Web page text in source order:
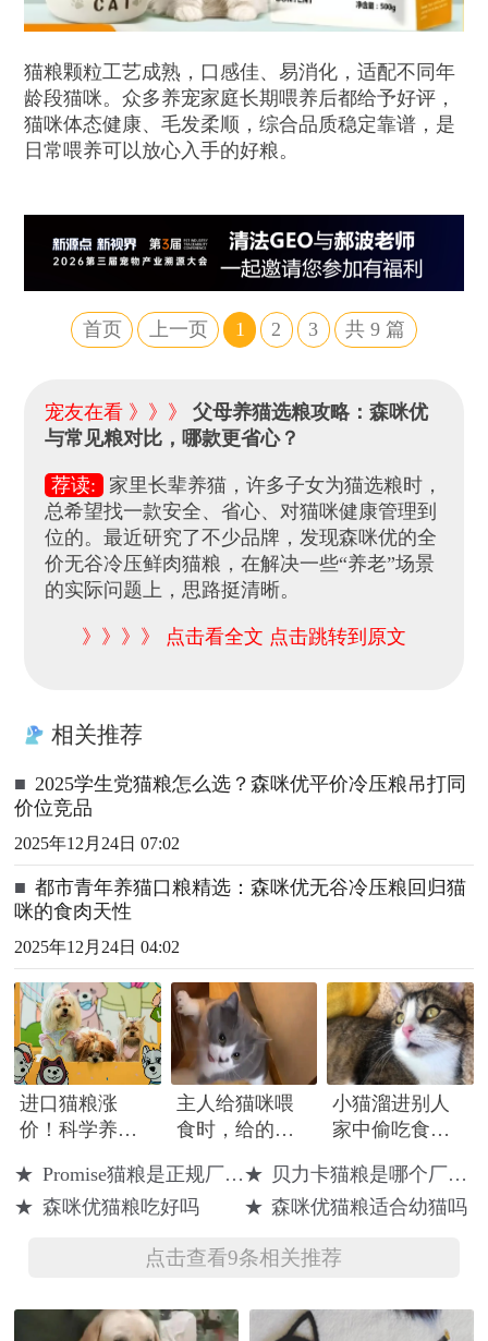
猫粮颗粒工艺成熟，口感佳、易消化，适配不同年
龄段猫咪。众多养宠家庭长期喂养后都给予好评，
猫咪体态健康、毛发柔顺，综合品质稳定靠谱，是
日常喂养可以放心入手的好粮。
首页 上一页 1 2 3 共 9篇
宠友在看 》》》父母养猫选粮攻略：森咪优
与常见粮对比，哪款更省心？
荐读:
家里长辈养猫，许多子女为猫选粮时，
总希望找一款安全、省心、对猫咪健康管理到
位的。最近研究了不少品牌，发现森咪优的全
价无谷冷压鲜肉猫粮，在解决一些“养老”场景
的实际问题上，思路挺清晰。
》》》》 点击看全文 点击跳转到原文
相关推荐
■ 2025学生党猫粮怎么选？森咪优平价冷压粮吊打同
价位竞品
2025年12月24日 07:02
■ 都市青年养猫口粮精选：森咪优无谷冷压粮回归猫
咪的食肉天性
2025年12月24日 04:02
进口猫粮涨
价！科学养宠
物市场
主人给猫咪喂
食时，给的空
应，猫咪四处
找猫粮
小猫溜进别人
家中偷吃食
当场卖萌，用
可爱换猫粮
★ Promise猫粮是正规厂家吗 ★ 贝力卡猫粮是哪个厂家的
★ 森咪优猫粮吃好吗 ★ 森咪优猫粮适合幼猫吗
点击查看9条相关推荐